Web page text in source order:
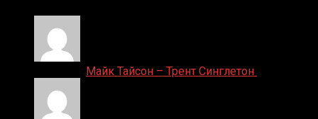
Майк Тайсон – Трент Синглетон